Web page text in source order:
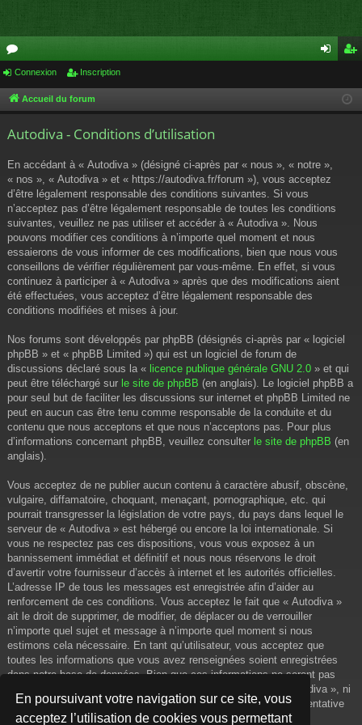
En poursuivant votre navigation sur ce site, vous
acceptez l’utilisation de cookies vous permettant
or
u cri
Connexion Inscription
Accueil du forum
Autodiva - Conditions d’utilisation
En accédant à « Autodiva » (désigné ci-après par « nous », « notre »,
« nos », « Autodiva » et « https://autodiva.fr/forum »), vous acceptez
d’être légalement responsable des conditions suivantes. Si vous
n’acceptez pas d’être légalement responsable de toutes les conditions
suivantes, veuillez ne pas utiliser et accéder à « Autodiva ». Nous
pouvons modifier ces conditions à n’importe quel moment et nous
essaierons de vous informer de ces modifications, bien que nous vous
conseillons de vérifier régulièrement par vous-même. En effet, si vous
continuez à participer à « Autodiva » après que des modifications aient
été effectuées, vous acceptez d’être légalement responsable des
conditions modifiées et mises à jour.
Nos forums sont développés par phpBB (désignés ci-après par « logiciel
phpBB » et « phpBB Limited ») qui est un logiciel de forum de
discussions déclaré sous la « licence publique générale GNU 2.0 » et qui
peut être téléchargé sur le site de phpBB (en anglais). Le logiciel phpBB a
pour seul but de faciliter les discussions sur internet et phpBB Limited ne
peut en aucun cas être tenu comme responsable de la conduite et du
contenu que nous acceptons et que nous n’acceptons pas. Pour plus
d’informations concernant phpBB, veuillez consulter le site de phpBB (en
anglais).
Vous acceptez de ne publier aucun contenu à caractère abusif, obscène,
vulgaire, diffamatoire, choquant, menaçant, pornographique, etc. qui
pourrait transgresser la législation de votre pays, du pays dans lequel le
serveur de « Autodiva » est hébergé ou encore la loi internationale. Si
vous ne respectez pas ces dispositions, vous vous exposez à un
bannissement immédiat et définitif et nous nous réservons le droit
d’avertir votre fournisseur d’accès à internet et les autorités officielles.
L’adresse IP de tous les messages est enregistrée afin d’aider au
renforcement de ces conditions. Vous acceptez le fait que « Autodiva »
ait le droit de supprimer, de modifier, de déplacer ou de verrouiller
n’importe quel sujet et message à n’importe quel moment si nous
estimons cela nécessaire. En tant qu’utilisateur, vous acceptez que
toutes les informations que vous avez renseignées soient enregistrées
dans notre base de données. Bien que ces informations ne seront pas
diffusées à une tierce partie sans votre consentement, ni « Autodiva », ni
phpBB, ne pourront être tenus comme responsables en cas de tentative
de piratage informatique visant à compromettre vos données.